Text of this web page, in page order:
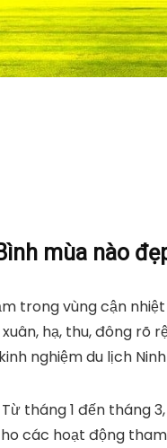
mùa nào
trong vùng cận
hạ, thu, đông rõ
nghiệm du lịch
Từ tháng 1 đến tháng
các hoạt động